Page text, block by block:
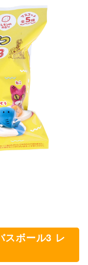
スボール3 レ